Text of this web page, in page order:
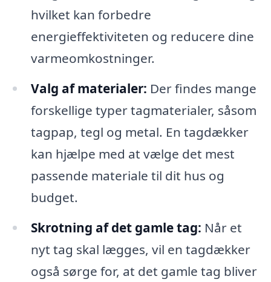
hvilket kan forbedre
energieffektiviteten og reducere dine
varmeomkostninger.
Valg af materialer: Der findes mange
forskellige typer tagmaterialer, såsom
tagpap, tegl og metal. En tagdækker
kan hjælpe med at vælge det mest
passende materiale til dit hus og
budget.
Skrotning af det gamle tag: Når et
nyt tag skal lægges, vil en tagdækker
også sørge for, at det gamle tag bliver